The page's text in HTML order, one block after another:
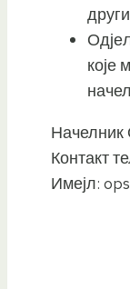
које
Контакт
Имејл: